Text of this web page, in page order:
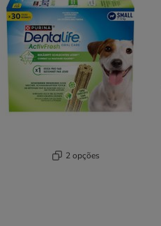
2 opções